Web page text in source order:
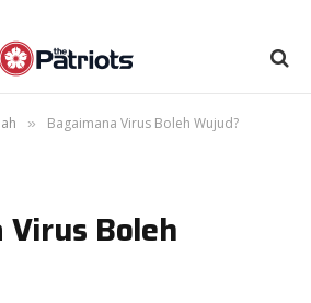
» Bagaimana Virus Boleh Wujud?
Virus Boleh